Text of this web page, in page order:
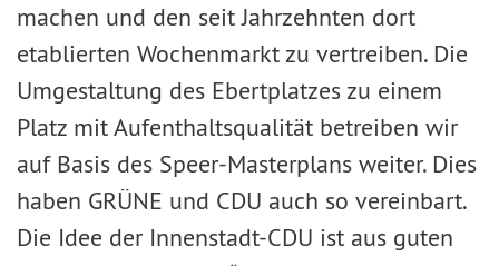
machen und den seit Jahrzehnten dort
etablierten Wochenmarkt zu vertreiben. Die
Umgestaltung des Ebertplatzes zu einem
Platz mit Aufenthaltsqualität betreiben wir
auf Basis des Speer-Masterplans weiter. Dies
haben GRÜNE und CDU auch so vereinbart.
Die Idee der Innenstadt-CDU ist aus guten